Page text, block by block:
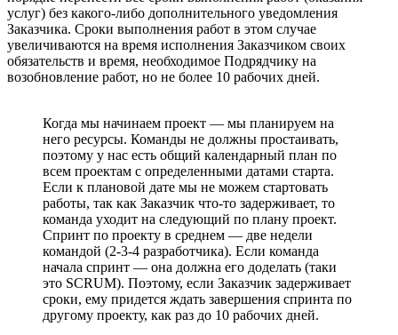
услуг) без какого-либо дополнительного уведомления
Заказчика. Сроки выполнения работ в этом случае
увеличиваются на время исполнения Заказчиком своих
обязательств и время, необходимое Подрядчику на
возобновление работ, но не более 10 рабочих дней.
Когда мы начинаем проект — мы планируем на
него ресурсы. Команды не должны простаивать,
поэтому у нас есть общий календарный план по
всем проектам с определенными датами старта.
Если к плановой дате мы не можем стартовать
работы, так как Заказчик что-то задерживает, то
команда уходит на следующий по плану проект.
Спринт по проекту в среднем — две недели
командой (2-3-4 разработчика). Если команда
начала спринт — она должна его доделать (таки
это SCRUM). Поэтому, если Заказчик задерживает
сроки, ему придется ждать завершения спринта по
другому проекту, как раз до 10 рабочих дней.